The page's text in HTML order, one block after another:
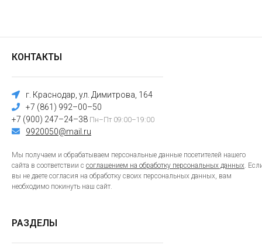
КОНТАКТЫ
г. Краснодар, ул. Димитрова, 164
+7 (861) 992–00–50
+7 (900) 247–24–38 Пн–Пт 09:00–19:00
9920050@mail.ru
Мы получаем и обрабатываем персональные данные посетителей нашего
сайта в соответствии с соглашением на обработку персональных данных.
вы не даете согласия на обработку своих персональных данных, вам
необходимо покинуть наш сайт.
РАЗДЕЛЫ